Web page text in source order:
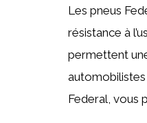
Les pneus
résistance à
permettent
Federal, vous